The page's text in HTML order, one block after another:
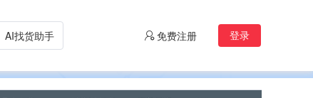
AI找货助手 免费注册 登录